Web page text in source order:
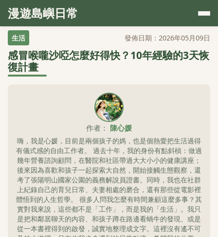
漫遊島嶼日常
生活 發佈日期：2026年05月09日
感冒喉嚨沙啞怎麼好得快？10年經驗的3天恢
復計畫
作者： 陳心媛
嗨，我是心媛，目前是兩個孩子的媽，也是個熱愛把生活過得
有儀式感的自由工作者。 過去十年，我的身份有點斜槓：做過
幾年營養諮詢顧問，在醫院和社區帶過大大小小的健康講座；
後來因為喜歡和孩子一起探索大自然，開始接觸生態觀察，還
考了張陽明山國家公園的義務解說員證書。同時，我也在社群
上紀錄自己的育兒日常、夫妻相處的磨合，還有那些從電影裡
體悟到的人生哲學。 很多人問我怎麼有時間兼顧這麼多事？其
實對我來說，這些都不是「工作」，而是我的「生活」。我只
是把和鄰居聊天的內容、和孩子蹲在路邊看蝸牛的發現、或是
從一本書裡得到的啟發，誠實地整理成文字。這裡沒有遙不可